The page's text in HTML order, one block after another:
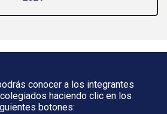
conocer a los integrantes
haciendo clic en los
botones: